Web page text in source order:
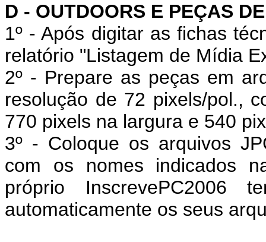
D - OUTDOORS E PEÇAS
1º - Após digitar as fichas
relatório "Listagem de Mídia
2º - Prepare as peças em
resolução de 72 pixels/pol.,
770 pixels na largura e 540
3º - Coloque os arquivos
com os nomes indicados
próprio InscrevePC2006
automaticamente os seus